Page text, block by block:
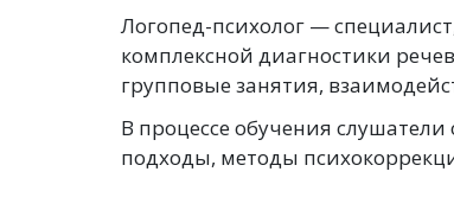
Логопед-психолог —
комплексной диагностики
групповые занятия,
В процессе обучения
подходы, методы